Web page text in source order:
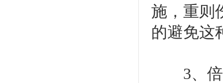
施，重则
的避免这
3、倍